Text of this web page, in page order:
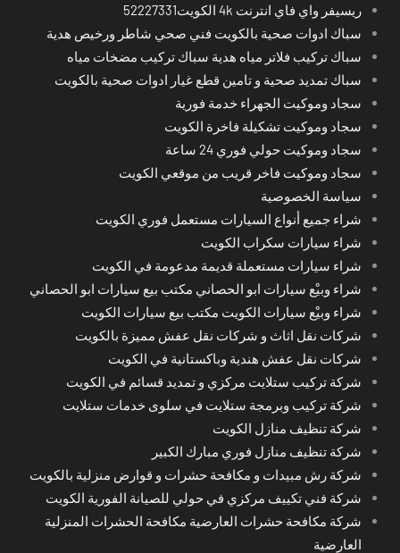
ريسيفر واي فاي انترنت 4k الكويت52227331
سباك ادوات صحية بالكويت فني صحي شاطر ورخيص هدية
سباك تركيب فلاتر مياه هدية سباك تركيب مضخات مياه
سباك تمديد صحية و تامين قطع غيار ادوات صحية بالكويت
سجاد وموكيت الجهراء خدمة فورية
سجاد وموكيت تشكيلة فاخرة الكويت
سجاد وموكيت حولي فوري 24 ساعة
سجاد وموكيت فاخر قريب من موقعي الكويت
سياسة الخصوصية
شراء جميع أنواع السيارات مستعمل فوري الكويت
شراء سيارات سكراب الكويت
شراء سيارات مستعملة قديمة مدعومة في الكويت
شراء وبيْع سيارات ابو الحصاني مكتب بيع سيارات ابو الحصاني
شراء وبيْع سيارات الكويت مكتب بيع سيارات الكويت
شركات نقل اثاث و شركات نقل عفش مميزة بالكويت
شركات نقل عفش هندية وباكستانية في الكويت
شركة تركيب ستلايت مركزي و تمديد قسائم في الكويت
شركة تركيب وبرمجة ستلايت في سلوى خدمات ستلايت
شركة تنظيف منازل الكويت
شركة تنظيف منازل فوري مبارك الكبير
شركة رش مبيدات و مكافحة حشرات و قوارض منزلية بالكويت
شركة فني تكييف مركزي في حولي للصيانة الفورية الكويت
شركة مكافحة حشرات العارضية مكافحة الحشرات المنزلية
العارضية